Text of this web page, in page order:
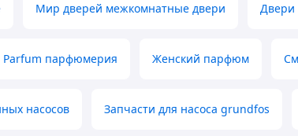
Мир дверей межкомнатные двери Двери
Parfum парфюмерия Женский парфюм
насосов Запчасти для насоса grundfos